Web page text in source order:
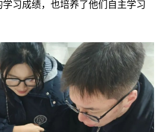
习成绩，也培养了他们自主学习